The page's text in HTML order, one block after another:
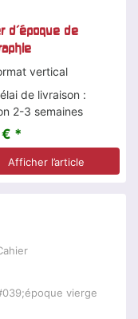
d'époque de
vertical
de livraison :
2-3 semaines
€ *
Afficher l’article